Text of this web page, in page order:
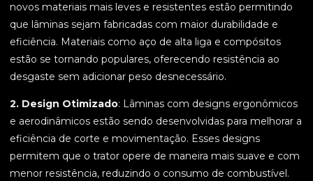
novos materiais mais leves e resistentes estão permitindo
que lâminas sejam fabricadas com maior durabilidade e
eficiência. Materiais como aço de alta liga e compósitos
estão se tornando populares, oferecendo resistência ao
desgaste sem adicionar peso desnecessário.
2. Design Otimizado: Lâminas com designs ergonômicos
e aerodinâmicos estão sendo desenvolvidas para melhorar a
eficiência de corte e movimentação. Esses designs
permitem que o trator opere de maneira mais suave e com
menor resistência, reduzindo o consumo de combustível.